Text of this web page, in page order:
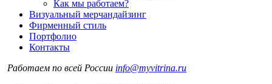
Как мы работаем?
Визуальный мерчандайзинг
Фирменный стиль
Портфолио
Контакты
Работаем по всей России info@myvitrina.ru